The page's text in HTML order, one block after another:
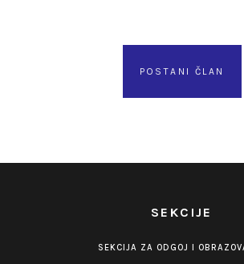
POSTANI ČLAN
SEKCIJE
SEKCIJA ZA ODGOJ I